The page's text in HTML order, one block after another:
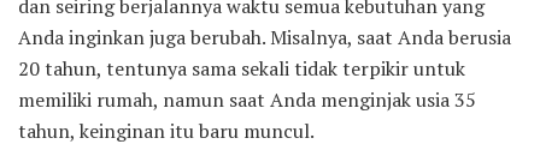
dan seiring berjalannya waktu semua kebutuhan yang
Anda inginkan juga berubah. Misalnya, saat Anda berusia
20 tahun, tentunya sama sekali tidak terpikir untuk
memiliki rumah, namun saat Anda menginjak usia 35
tahun, keinginan itu baru muncul.